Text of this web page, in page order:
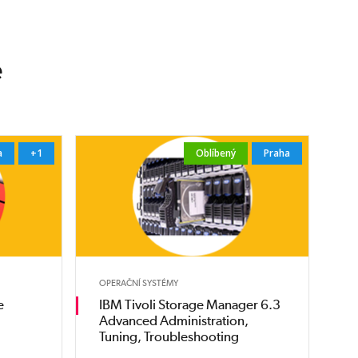
+1 Oblíbený Praha
OPERAČNÍ SYSTÉMY
IBM Tivoli Storage Manager 6.3
Advanced Administration,
Tuning, Troubleshooting